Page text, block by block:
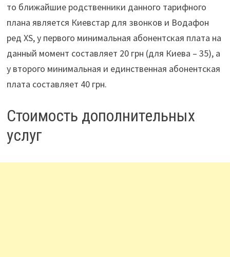
то ближайшие родственники данного тарифного
плана является Киевстар для звонков и Водафон
ред XS, у первого минимальная абонентская плата на
данный момент составляет 20 грн (для Киева – 35), а
у второго минимальная и единственная абонентская
плата составляет 40 грн.
Стоимость дополнительных
услуг